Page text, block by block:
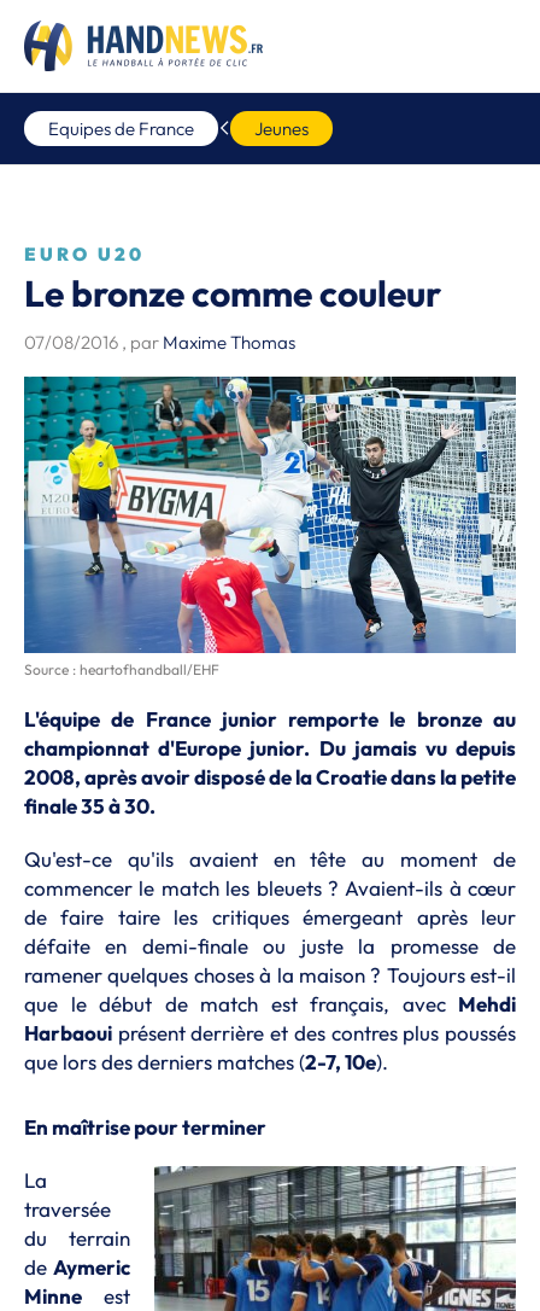
Equipes de France Jeunes
EURO U20
Le bronze comme couleur
07/08/2016 , par Maxime Thomas
Source : heartofhandball/EHF
L'équipe de France junior remporte le bronze au
championnat d'Europe junior. Du jamais vu depuis
2008, après avoir disposé de la Croatie dans la petite
finale 35 à 30.
Qu'est-ce qu'ils avaient en tête au moment de
commencer le match les bleuets ? Avaient-ils à cœur
de faire taire les critiques émergeant après leur
défaite en demi-finale ou juste la promesse de
ramener quelques choses à la maison ? Toujours est-il
que le début de match est français, avec Mehdi
Harbaoui présent derrière et des contres plus poussés
que lors des derniers matches (2-7, 10e).
En maîtrise pour terminer
La
traversée
du terrain
de Aymeric
Minne est